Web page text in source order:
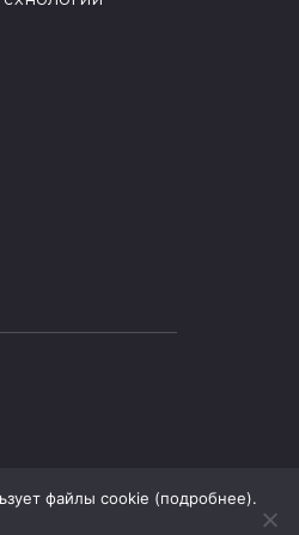
файлы cookie (подробнее).